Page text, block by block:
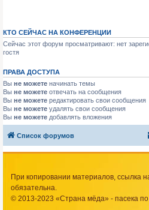
КТО СЕЙЧАС НА КОНФЕРЕНЦИИ
Сейчас этот форум просматривают: нет
гостя
ПРАВА ДОСТУПА
Вы не можете начинать темы
Вы не можете отвечать на сообщения
Вы не можете редактировать свои сообщения
Вы не можете удалять свои сообщения
Вы не можете добавлять вложения
Список форумов
При копировании материалов, ссылка
обязательна.
© 2013-2023 «Страна мёда» - пасека